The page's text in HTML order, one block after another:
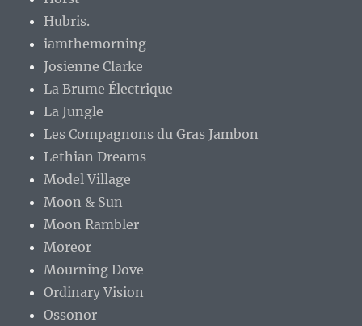
Hubris.
iamthemorning
Josienne Clarke
La Brume Électrique
La Jungle
Les Compagnons du Gras Jambon
Lethian Dreams
Model Village
Moon & Sun
Moon Rambler
Moreor
Mourning Dove
Ordinary Vision
Ossonor